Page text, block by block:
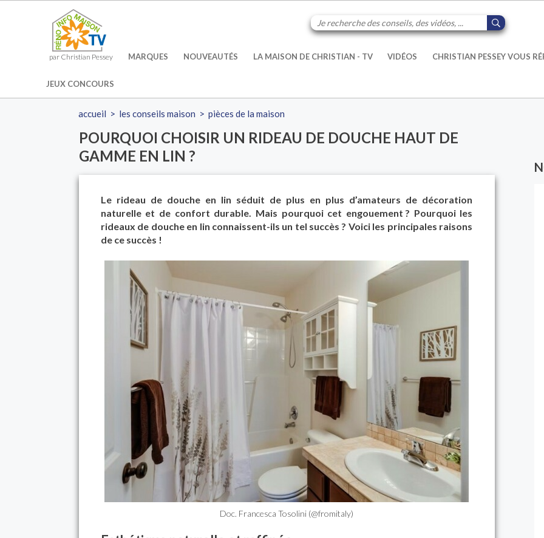
par Christian Pessey MARQUES NOUVEAUTÉS LA MAISON DE CHRISTIAN - TV VIDÉOS CHRISTIAN PESSEY VOUS
JEUX CONCOURS
accueil > les conseils maison >pièces de la maison
POURQUOI CHOISIR UN RIDEAU DE DOUCHE HAUT DE
GAMME EN LIN ?
Le rideau de douche en lin séduit de plus en plus d’amateurs de décoration
naturelle et de confort durable. Mais pourquoi cet engouement ? Pourquoi les
rideaux de douche en lin connaissent-ils un tel succès ? Voici les principales raisons
de ce succès !
Doc. Francesca Tosolini (@fromitaly)